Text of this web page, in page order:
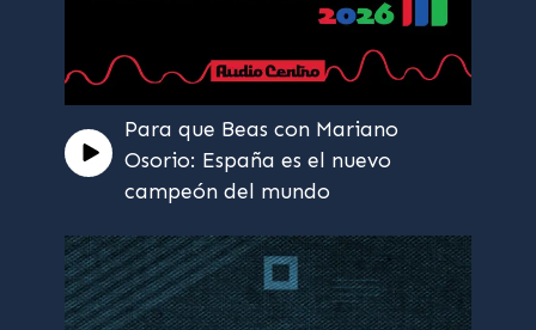
Para que Beas con Mariano
Osorio: España es el nuevo
campeón del mundo